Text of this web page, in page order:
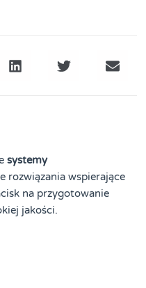
systemy
rozwiązania wspierające
na przygotowanie
jakości.